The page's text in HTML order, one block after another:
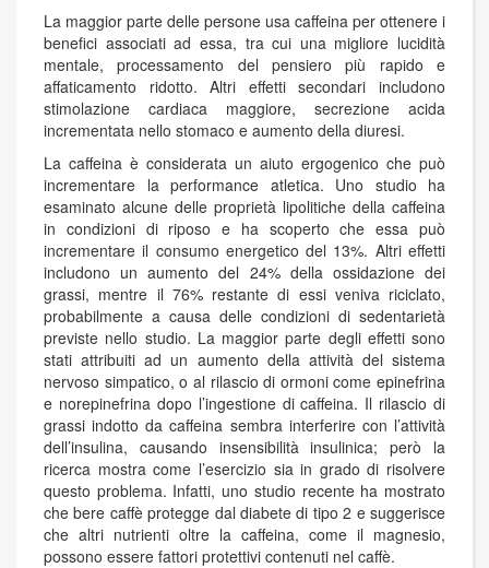
La maggior parte delle persone usa caffeina per ottenere i
benefici associati ad essa, tra cui una migliore lucidità
mentale, processamento del pensiero più rapido e
affaticamento ridotto. Altri effetti secondari includono
stimolazione cardiaca maggiore, secrezione acida
incrementata nello stomaco e aumento della diuresi.
La caffeina è considerata un aiuto ergogenico che può
incrementare la performance atletica. Uno studio ha
esaminato alcune delle proprietà lipolitiche della caffeina
in condizioni di riposo e ha scoperto che essa può
incrementare il consumo energetico del 13%. Altri effetti
includono un aumento del 24% della ossidazione dei
grassi, mentre il 76% restante di essi veniva riciclato,
probabilmente a causa delle condizioni di sedentarietà
previste nello studio. La maggior parte degli effetti sono
stati attribuiti ad un aumento della attività del sistema
nervoso simpatico, o al rilascio di ormoni come epinefrina
e norepinefrina dopo l’ingestione di caffeina. Il rilascio di
grassi indotto da caffeina sembra interferire con l’attività
dell’insulina, causando insensibilità insulinica; però la
ricerca mostra come l’esercizio sia in grado di risolvere
questo problema. Infatti, uno studio recente ha mostrato
che bere caffè protegge dal diabete di tipo 2 e suggerisce
che altri nutrienti oltre la caffeina, come il magnesio,
possono essere fattori protettivi contenuti nel caffè.